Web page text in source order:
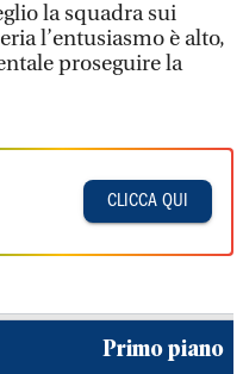
la squadra sui
l’entusiasmo è alto,
proseguire la
CLICCA QUI
Primo piano